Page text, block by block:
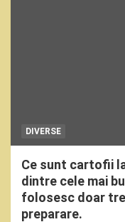
DIVERSE
Ce sunt cartofii
dintre cele mai
folosesc doar
preparare.